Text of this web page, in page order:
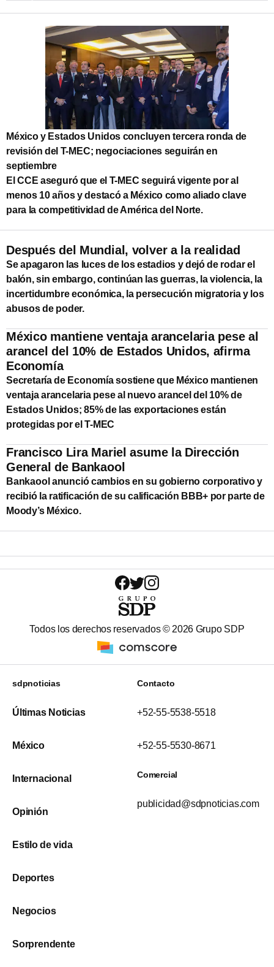
México y Estados Unidos concluyen tercera ronda de
revisión del T-MEC; negociaciones seguirán en
septiembre
El CCE aseguró que el T-MEC seguirá vigente por al
menos 10 años y destacó a México como aliado clave
para la competitividad de América del Norte.
Después del Mundial, volver a la realidad
Se apagaron las luces de los estadios y dejó de rodar el
balón, sin embargo, continúan las guerras, la violencia, la
incertidumbre económica, la persecución migratoria y los
abusos de poder.
México mantiene ventaja arancelaria pese al
arancel del 10% de Estados Unidos, afirma
Economía
Secretaría de Economía sostiene que México mantienen
ventaja arancelaria pese al nuevo arancel del 10% de
Estados Unidos; 85% de las exportaciones están
protegidas por el T-MEC
Francisco Lira Mariel asume la Dirección
General de Bankaool
Bankaool anunció cambios en su gobierno corporativo y
recibió la ratificación de su calificación BBB+ por parte de
Moody’s México.
Todos los derechos reservados ©2026 Grupo SDP
sdpnoticias
Últimas Noticias
México
Internacional
Opinión
Estilo de vida
Deportes
Negocios
Sorprendente
Contacto
+52-55-5538-5518
+52-55-5530-8671
Comercial
publicidad@sdpnoticias.com